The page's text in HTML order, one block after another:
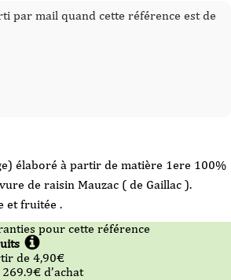
élaboré à partir de matière 1ere 100%
de raisin Mauzac ( de Gaillac ).
et fruitée .
par mail quand cette référence est de
pour cette référence
de 4,90€
269.9€ d’achat